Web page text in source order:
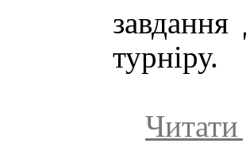
завдання
турніру.